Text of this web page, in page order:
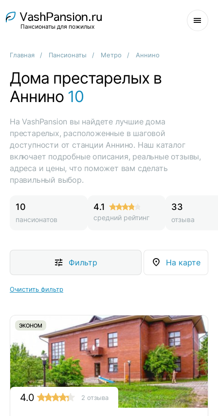
Пансионаты для пожилых
Главная Пансионаты Метро Аннино
Дома престарелых в
Аннино 10
На VashPansion вы найдете лучшие дома
престарелых, расположенные в шаговой
доступности от станции Аннино. Наш каталог
включает подробные описания, реальные отзывы,
адреса и цены, что поможет вам сделать
правильный выбор.
10
пансионатов
4.1
средний рейтинг
33
отзыва
Фильтр На карте
Очистить фильтр
ЭКОНОМ
4.0 2 отзыва